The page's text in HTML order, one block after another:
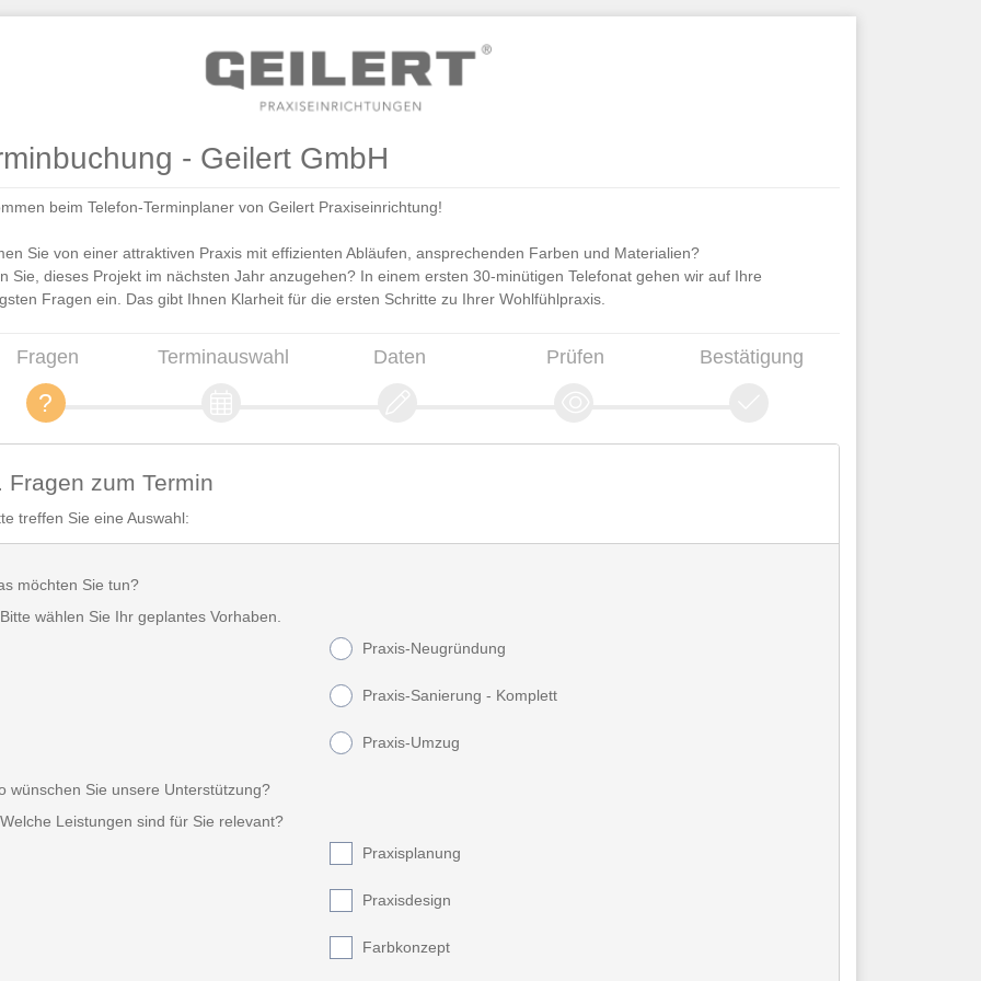
- Geilert GmbH
beim Telefon-Terminplaner von Geilert Praxiseinrichtung!
Sie von einer attraktiven Praxis mit effizienten Abläufen, ansprechenden Farben und Materialien?
Sie, dieses Projekt im nächsten Jahr anzugehen? In einem ersten 30-minütigen Telefonat gehen wir auf Ihre
Fragen ein. Das gibt Ihnen Klarheit für die ersten Schritte zu Ihrer Wohlfühlpraxis.
Fragen Terminauswahl Daten Prüfen Bestätigung
Fragen zum Termin
treffen Sie eine Auswahl:
möchten Sie tun?
Bitte wählen Sie Ihr geplantes Vorhaben.
Praxis-Neugründung
Praxis-Sanierung - Komplett
Praxis-Umzug
wünschen Sie unsere Unterstützung?
Welche Leistungen sind für Sie relevant?
Praxisplanung
Praxisdesign
Farbkonzept